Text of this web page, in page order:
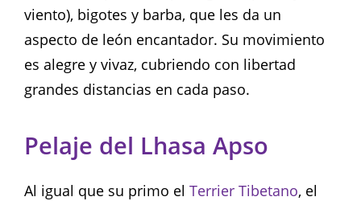
viento), bigotes y barba, que les da un
aspecto de león encantador. Su movimiento
es alegre y vivaz, cubriendo con libertad
grandes distancias en cada paso.
Pelaje del Lhasa Apso
Al igual que su primo el Terrier Tibetano, el